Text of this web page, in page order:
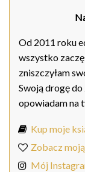
Od 2011 roku
wszystko
zniszczyłam
Swoją drogę
opowiadam na
Kup moje
Zobacz
Mój